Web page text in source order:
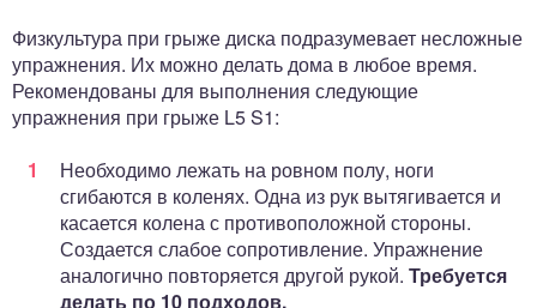
Физкультура при грыже диска подразумевает несложные
упражнения. Их можно делать дома в любое время.
Рекомендованы для выполнения следующие
упражнения при грыже L5 S1:
Необходимо лежать на ровном полу, ноги
сгибаются в коленях. Одна из рук вытягивается и
касается колена с противоположной стороны.
Создается слабое сопротивление. Упражнение
аналогично повторяется другой рукой. Требуется
делать по 10 подходов.